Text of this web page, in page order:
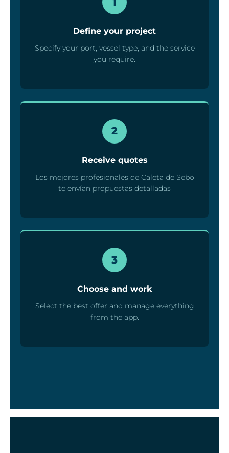
Define your project
Specify your port, vessel type, and the service
you require.
2
Receive quotes
Los mejores profesionales de Caleta de Sebo
te envían propuestas detalladas
3
Choose and work
Select the best offer and manage everything
from the app.